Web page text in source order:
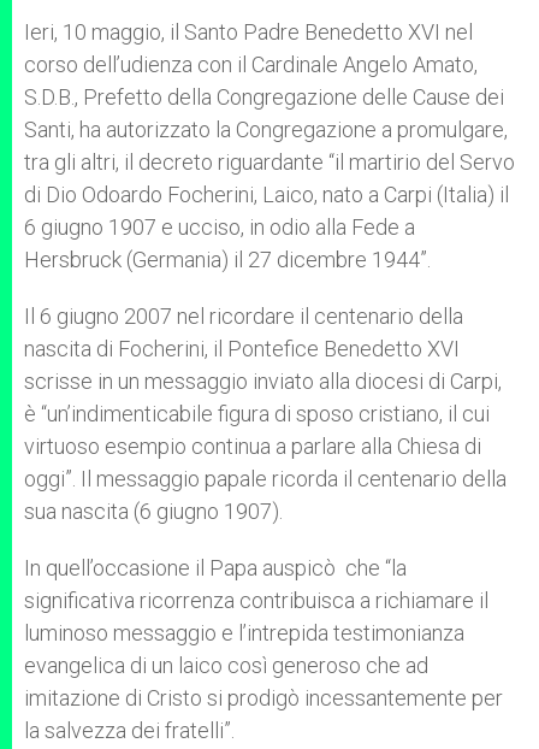
Ieri, 10 maggio, il Santo Padre Benedetto XVI nel
corso dell’udienza con il Cardinale Angelo Amato,
S.D.B., Prefetto della Congregazione delle Cause dei
Santi, ha autorizzato la Congregazione a promulgare,
tra gli altri, il decreto riguardante “il martirio del Servo
di Dio Odoardo Focherini, Laico, nato a Carpi (Italia) il
6 giugno 1907 e ucciso, in odio alla Fede a
Hersbruck (Germania) il 27 dicembre 1944”.
Il 6 giugno 2007 nel ricordare il centenario della
nascita di Focherini, il Pontefice Benedetto XVI
scrisse in un messaggio inviato alla diocesi di Carpi,
è “un’indimenticabile figura di sposo cristiano, il cui
virtuoso esempio continua a parlare alla Chiesa di
oggi”. Il messaggio papale ricorda il centenario della
sua nascita (6 giugno 1907).
In quell’occasione il Papa auspicò che “la
significativa ricorrenza contribuisca a richiamare il
luminoso messaggio e l’intrepida testimonianza
evangelica di un laico così generoso che ad
imitazione di Cristo si prodigò incessantemente per
la salvezza dei fratelli”.